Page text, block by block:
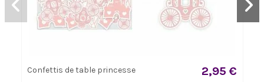
Confettis de table princesse 2,95 €